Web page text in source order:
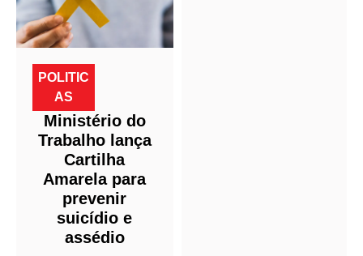
POLITIC
AS
Ministério do
Trabalho lança
Cartilha
Amarela para
prevenir
suicídio e
assédio